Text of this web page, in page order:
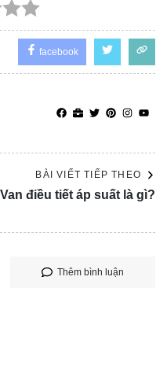
facebook
BÀI VIẾT TIẾP THEO
Van điều tiết áp suất là gì?
Thêm bình luận